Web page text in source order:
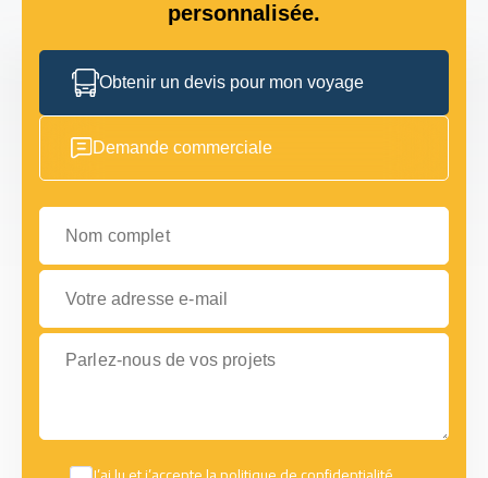
personnalisée.
Obtenir un devis pour mon voyage
Demande commerciale
Nom complet
Votre adresse e-mail
Parlez-nous de vos projets